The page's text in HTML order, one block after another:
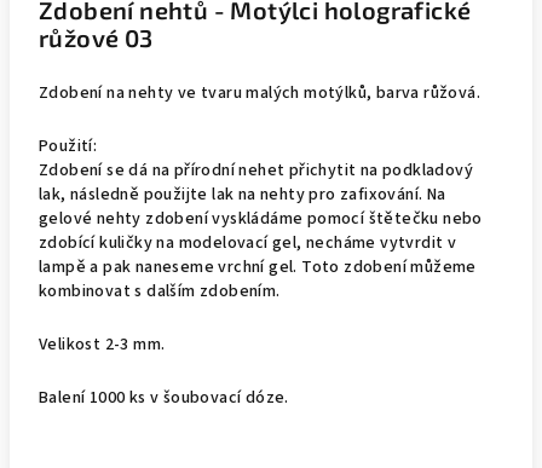
Zdobení nehtů - Motýlci holografické
růžové 03
Zdobení na nehty ve tvaru malých motýlků, barva růžová.
Použití:
Zdobení se dá na přírodní nehet přichytit na podkladový
lak, následně použijte lak na nehty pro zafixování. Na
gelové nehty zdobení vyskládáme pomocí štětečku nebo
zdobící kuličky na modelovací gel, necháme vytvrdit v
lampě a pak naneseme vrchní gel. Toto zdobení můžeme
kombinovat s dalším zdobením.
Velikost 2-3 mm.
Balení 1000 ks v šoubovací dóze.